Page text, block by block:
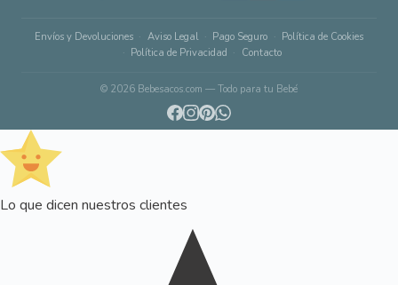
Envíos y Devoluciones Aviso Legal Pago Seguro
Política de Cookies
Política de Privacidad
Contacto
© 2026 Bebesacos.com — Todo para tu Bebé
Lo que dicen nuestros clientes